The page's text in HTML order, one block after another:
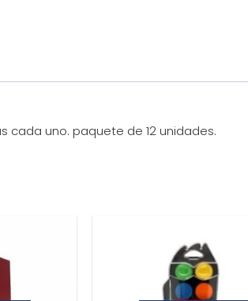
cada uno. paquete de 12 unidades.